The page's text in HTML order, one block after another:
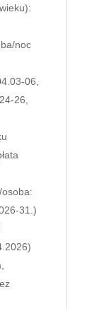
noc
06,
26,
osoba:
31.)